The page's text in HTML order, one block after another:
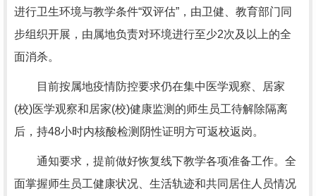
进行卫生环境与教学条件“双评估”，由卫健、教育部门同
步组织开展，由属地负责对环境进行至少2次及以上的全
面消杀。
目前按属地疫情防控要求仍在集中医学观察、居家
(校)医学观察和居家(校)健康监测的师生员工待解除隔离
后，持48小时内核酸检测阴性证明方可返校返岗。
通知要求，提前做好恢复线下教学各项准备工作。全
面掌握师生员工健康状况、生活轨迹和共同居住人员情况